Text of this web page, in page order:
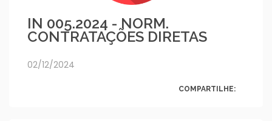
IN 005.2024 - NORM.
CONTRATAÇÕES DIRETAS
02/12/2024
COMPARTILHE: